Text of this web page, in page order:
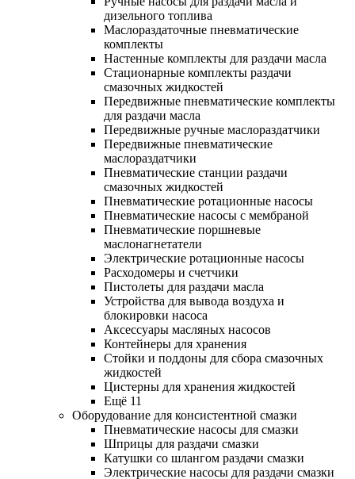
дизельного топлива
Маслораздаточные пневматические
комплекты
Настенные комплекты для раздачи масла
Стационарные комплекты раздачи
смазочных жидкостей
Передвижные пневматические комплекты
для раздачи масла
Передвижные ручные маслораздатчики
Передвижные пневматические
маслораздатчики
Пневматические станции раздачи
смазочных жидкостей
Пневматические ротационные насосы
Пневматические насосы с мембраной
Пневматические поршневые
маслонагнетатели
Электрические ротационные насосы
Расходомеры и счетчики
Пистолеты для раздачи масла
Устройства для вывода воздуха и
блокировки насоса
Аксессуары масляных насосов
Контейнеры для хранения
Стойки и поддоны для сбора смазочных
жидкостей
Цистерны для хранения жидкостей
Ещё 11
Оборудование для консистентной смазки
Пневматические насосы для смазки
Шприцы для раздачи смазки
Катушки со шлангом раздачи смазки
Электрические насосы для раздачи смазки